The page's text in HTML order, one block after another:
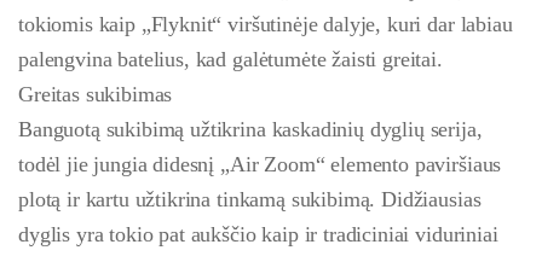
tokiomis kaip „Flyknit“ viršutinėje dalyje, kuri dar labiau
palengvina batelius, kad galėtumėte žaisti greitai.
Greitas sukibimas
Banguotą sukibimą užtikrina kaskadinių dyglių serija,
todėl jie jungia didesnį „Air Zoom“ elemento paviršiaus
plotą ir kartu užtikrina tinkamą sukibimą. Didžiausias
dyglis yra tokio pat aukščio kaip ir tradiciniai viduriniai